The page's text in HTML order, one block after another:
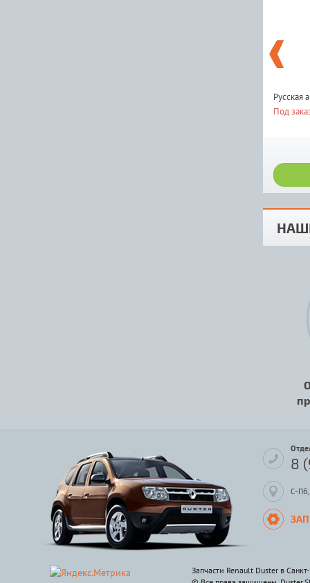
Русская
Под
8
С-Пб,
Запчасти Renault Duster в